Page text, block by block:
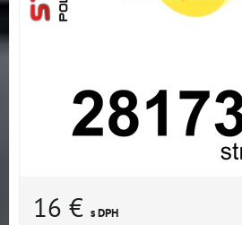
16 € s DPH